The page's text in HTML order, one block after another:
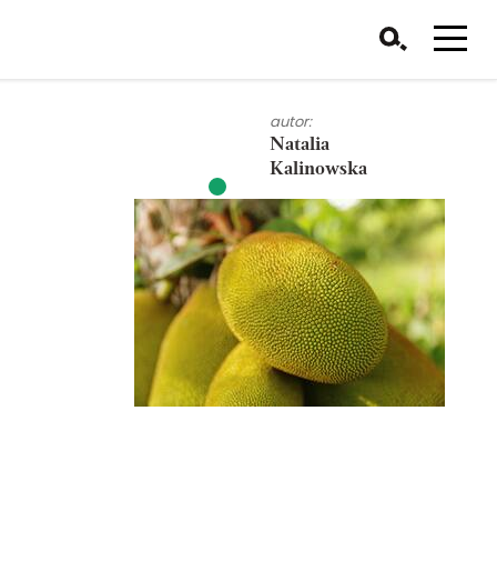
autor:
Natalia
Kalinowska